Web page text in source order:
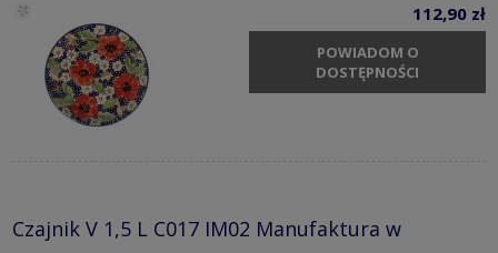
112,90 zł
POWIADOM O
DOSTĘPNOŚCI
Czajnik V 1,5 L C017 IM02 Manufaktura w